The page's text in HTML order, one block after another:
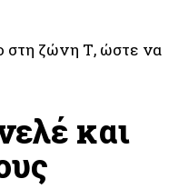
στη ζώνη Τ, ώστε να
και